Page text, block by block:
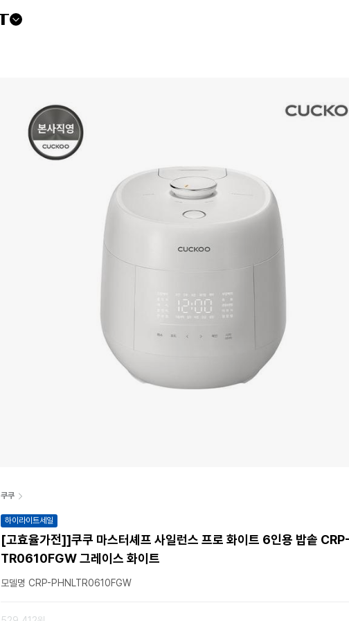
쿠쿠
하이라이트세일
[고효율가전]]쿠쿠 마스터셰프 사일런스 프로 화이트 6인용 밥솥
TR0610FGW 그레이스 화이트
모델명 CRP-PHNLTR0610FGW